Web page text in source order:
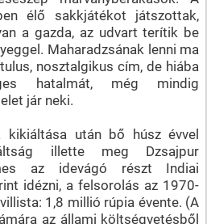
élő sakkjátékot játszottak,
a gazda, az udvart terítik be
Maharadzsának lenni ma
nosztalgikus cím, de hiába
hatalmát, még mindig
jár neki.
kikiáltása után bő húsz évvel
illette meg Dzsajpur
az idevágó részt Indiai
idézni, a felsorolás az 1970-
1,8 millió rúpia évente. (A
az állami költségvetésből